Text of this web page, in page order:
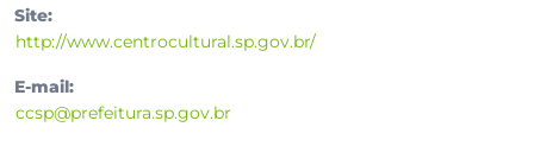
Site:
http://www.centrocultural.sp.gov.br/
E-mail:
ccsp@prefeitura.sp.gov.br